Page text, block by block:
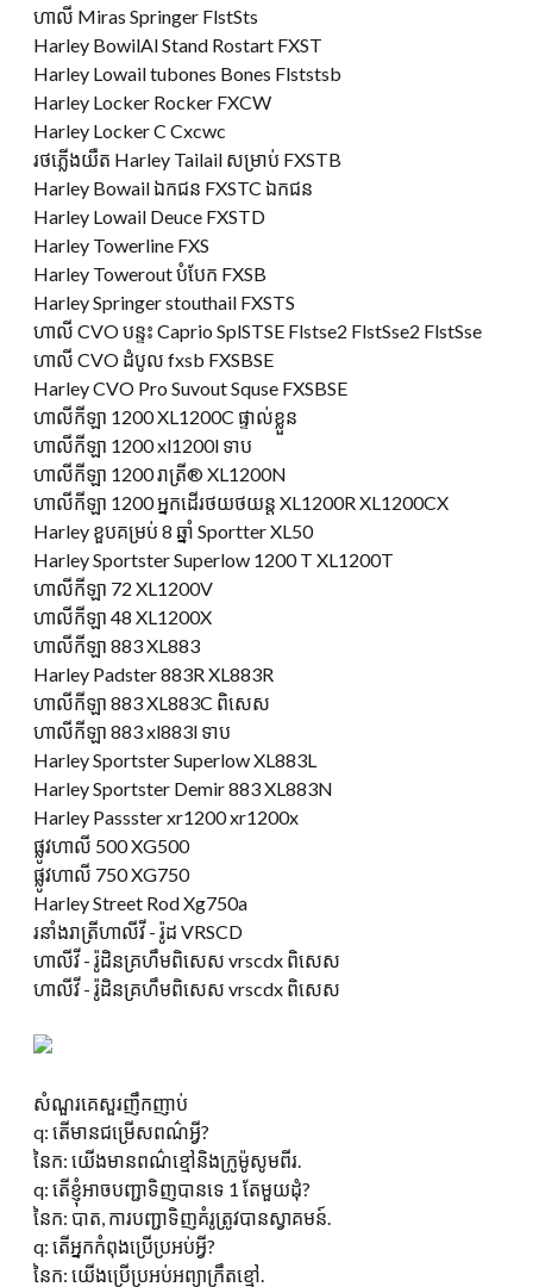
ហាលី Miras Springer FlstSts
Harley BowilAl Stand Rostart FXST
Harley Lowail tubones Bones Flststsb
Harley Locker Rocker FXCW
Harley Locker C Cxcwc
រថភ្លើងយឺត Harley Tailail សម្រាប់ FXSTB
Harley Bowail ឯកជន FXSTC ឯកជន
Harley Lowail Deuce FXSTD
Harley Towerline FXS
Harley Towerout បំបែក FXSB
Harley Springer stouthail FXSTS
ហាលី CVO បន្ទះ Caprio SplSTSE Flstse2 FlstSse2 FlstSse
ហាលី CVO ដំបូល fxsb FXSBSE
Harley CVO Pro Suvout Squse FXSBSE
ហាលីកីឡា 1200 XL1200C ផ្ទាល់ខ្លួន
ហាលីកីឡា 1200 xl1200l ទាប
ហាលីកីឡា 1200 រាត្រី® XL1200N
ហាលីកីឡា 1200 អ្នកដើរថយថយន្ត XL1200R XL1200CX
Harley ខួបគម្រប់ 8 ឆ្នាំ Sportter XL50
Harley Sportster Superlow 1200 T XL1200T
ហាលីកីឡា 72 XL1200V
ហាលីកីឡា 48 XL1200X
ហាលីកីឡា 883 XL883
Harley Padster 883R XL883R
ហាលីកីឡា 883 XL883C ពិសេស
ហាលីកីឡា 883 xl883l ទាប
Harley Sportster Superlow XL883L
Harley Sportster Demir 883 XL883N
Harley Passster xr1200 xr1200x
ផ្លូវហាលី 500 XG500
ផ្លូវហាលី 750 XG750
Harley Street Rod Xg750a
រនាំងរាត្រីហាលីវី - រ៉ូដ VRSCD
ហាលីវី - រ៉ូដិនគ្រហឹមពិសេស vrscdx ពិសេស
ហាលីវី - រ៉ូដិនគ្រហឹមពិសេស vrscdx ពិសេស
សំណួរគេសួរញឹកញាប់
q: តើមានជម្រើសពណ៌អ្វី?
នៃក: យើងមានពណ៌ខ្មៅនិងក្រូម៉ូសូមពីរ.
q: តើខ្ញុំអាចបញ្ជាទិញបានទេ 1 តែមួយដុំ?
នៃក: បាត, ការបញ្ជាទិញគំរូត្រូវបានស្វាគមន៍.
q: តើអ្នកកំពុងប្រើប្រអប់អ្វី?
នៃក: យើងប្រើប្រអប់អព្យាក្រឹតខ្មៅ.